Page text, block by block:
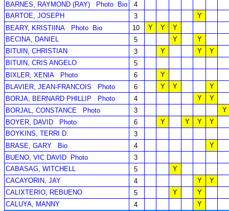
BARNES, RAYMOND (RAY)
Photo Bio
4
BARTOE, JOSEPH
3
Y
BEARY, KRISTIINA
Photo Bio 10 Y Y
Y
BECINA, DANIEL
5 Y
Y
BITUIN, CHRISTIAN
3 Y Y
Y
BITUIN, CRIS ANGELO
5
BIXLER, XENIA
Photo 6
Y
BLAVIER, JEAN-FRANCOIS
Photo 6 Y Y
Y
BORJA, BERNARD PHILLIP
Photo 4 Y
Y
BORJAL, CONSTANCE
Photo 3
Y
BOYER, DAVID
Photo 6 Y Y Y
Y
BOYKINS, TERRI D.
3
BRASE, GARY
Bio 4
Y
BUENO, VIC DAVID
Photo
3
CABASAG, WITCHELL
5
Y
CACAYORIN, JAY
4 Y
Y
CALIXTERIO, REBUENO
5 Y
Y
CALUYA, MANNY
4 Y